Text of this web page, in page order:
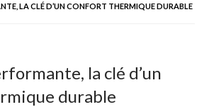
LA CLÉ D’UN CONFORT THERMIQUE DURABLE
la clé d’un
durable